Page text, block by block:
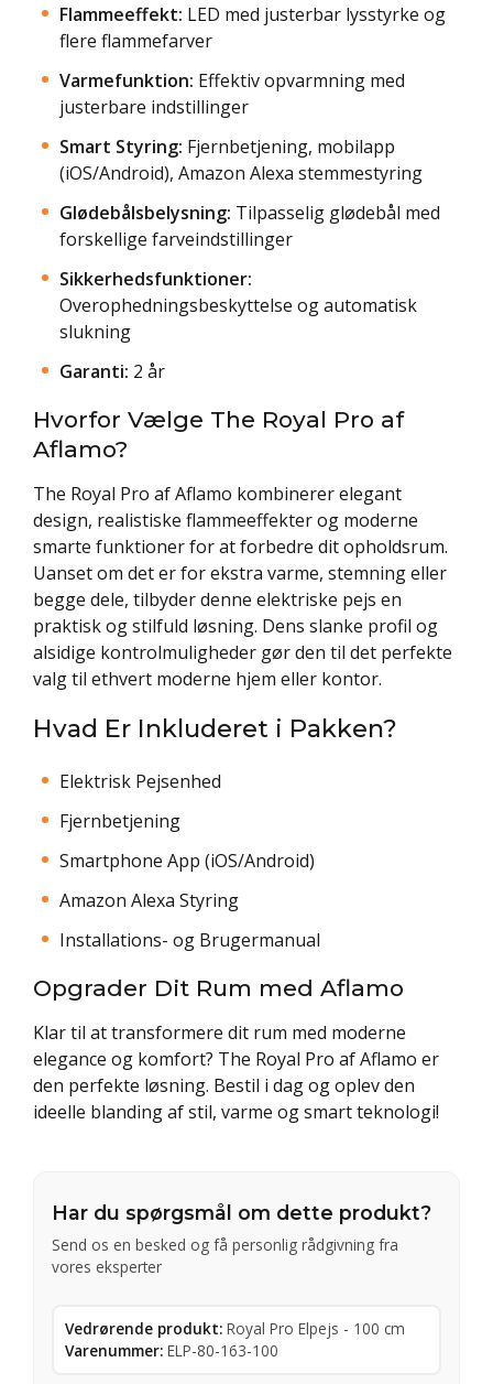
Flammeeffekt: LED med justerbar lysstyrke og
flere flammefarver
Varmefunktion: Effektiv opvarmning med
justerbare indstillinger
Smart Styring: Fjernbetjening, mobilapp
(iOS/Android), Amazon Alexa stemmestyring
Glødebålsbelysning: Tilpasselig glødebål med
forskellige farveindstillinger
Sikkerhedsfunktioner:
Overophedningsbeskyttelse og automatisk
slukning
Garanti: 2 år
Hvorfor Vælge The Royal Pro af
Aflamo?
The Royal Pro af Aflamo kombinerer elegant
design, realistiske flammeeffekter og moderne
smarte funktioner for at forbedre dit opholdsrum.
Uanset om det er for ekstra varme, stemning eller
begge dele, tilbyder denne elektriske pejs en
praktisk og stilfuld løsning. Dens slanke profil og
alsidige kontrolmuligheder gør den til det perfekte
valg til ethvert moderne hjem eller kontor.
Hvad Er Inkluderet i Pakken?
Elektrisk Pejsenhed
Fjernbetjening
Smartphone App (iOS/Android)
Amazon Alexa Styring
Installations- og Brugermanual
Opgrader Dit Rum med Aflamo
Klar til at transformere dit rum med moderne
elegance og komfort? The Royal Pro af Aflamo er
den perfekte løsning. Bestil i dag og oplev den
ideelle blanding af stil, varme og smart teknologi!
Har du spørgsmål om dette produkt?
Send os en besked og få personlig rådgivning fra
vores eksperter
Vedrørende produkt: Royal Pro Elpejs - 100 cm
Varenummer: ELP-80-163-100